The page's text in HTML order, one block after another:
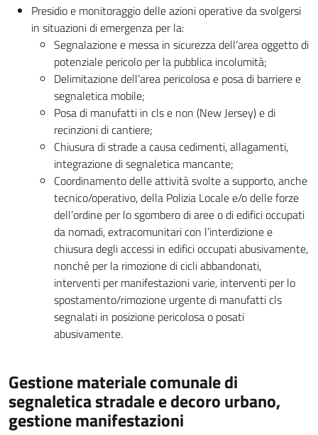
Presidio e monitoraggio delle azioni operative da svolgersi
in situazioni di emergenza per la:
Segnalazione e messa in sicurezza dell’area oggetto di
potenziale pericolo per la pubblica incolumità;
Delimitazione dell’area pericolosa e posa di barriere e
segnaletica mobile;
Posa di manufatti in cls e non (New Jersey) e di
recinzioni di cantiere;
Chiusura di strade a causa cedimenti, allagamenti,
integrazione di segnaletica mancante;
Coordinamento delle attività svolte a supporto, anche
tecnico/operativo, della Polizia Locale e/o delle forze
dell’ordine per lo sgombero di aree o di edifici occupati
da nomadi, extracomunitari con l’interdizione e
chiusura degli accessi in edifici occupati abusivamente,
nonché per la rimozione di cicli abbandonati,
interventi per manifestazioni varie, interventi per lo
spostamento/rimozione urgente di manufatti cls
segnalati in posizione pericolosa o posati
abusivamente.
Gestione materiale comunale di
segnaletica stradale e decoro urbano,
gestione manifestazioni